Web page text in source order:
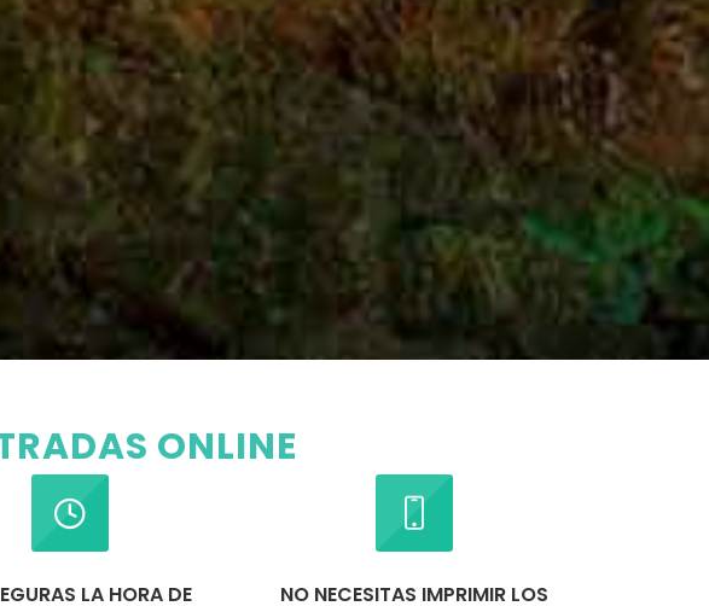
ONLINE
LA HORA DE NO NECESITAS IMPRIMIR LOS